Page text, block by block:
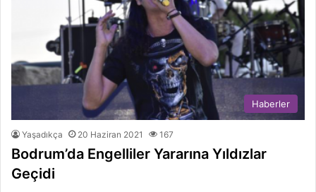
Haberler
Yaşadıkça 20 Haziran 2021 167
Bodrum’da Engelliler Yararına Yıldızlar
Geçidi